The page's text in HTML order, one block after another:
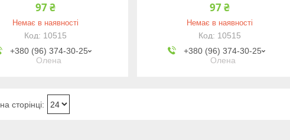
97 ₴
Немає в наявності
10515
+380 (96) 374-30-25
Олена
97 ₴
Немає в наявності
10515
+380 (96) 374-30-25
Олена